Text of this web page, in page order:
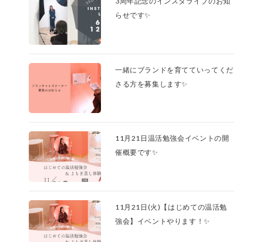
らせです✨
一緒にブランドを育てていってくだ
さる方を募集します✨
11月21日温活勉強会イベントの開
催概要です✨
11月21日(火)【はじめての温活勉
強会】イベントやります！✨